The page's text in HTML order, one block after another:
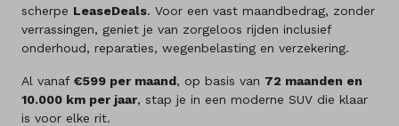
scherpe LeaseDeals. Voor een vast maandbedrag, zonder
verrassingen, geniet je van zorgeloos rijden inclusief
onderhoud, reparaties, wegenbelasting en verzekering.
Al vanaf €599 per maand, op basis van 72 maanden en
10.000 km per jaar, stap je in een moderne SUV die klaar
is voor elke rit.